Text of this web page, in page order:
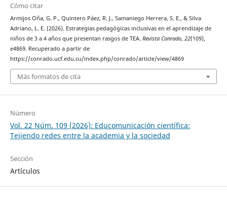
Cómo citar
Armijos Oña, G. P., Quintero Páez, R. J., Samaniego Herrera, S. E., & Silva
Adriano, L. E. (2026). Estrategias pedagógicas inclusivas en el aprendizaje de
niños de 3 a 4 años que presentan rasgos de TEA. Revista Conrado, 22(109),
e4869. Recuperado a partir de
https://conrado.ucf.edu.cu/index.php/conrado/article/view/4869
Más formatos de cita
Número
Vol. 22 Núm. 109 (2026): Educomunicación científica:
Tejiendo redes entre la academia y la sociedad
Sección
Artículos